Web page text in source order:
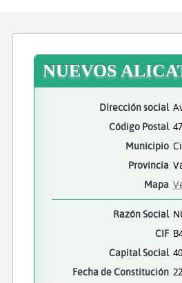
NUEVOS
Dirección social
Código Postal
Municipio
Provincia
Mapa
Razón Social
CIF
Capital Social
Fecha de Constitución